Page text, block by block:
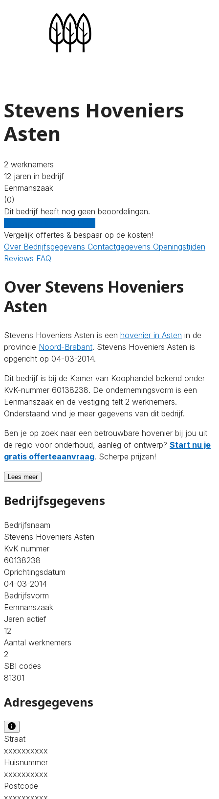
Stevens Hoveniers
Asten
2 werknemers
12 jaren in bedrijf
Eenmanszaak
(0)
Dit bedrijf heeft nog geen beoordelingen.
Vergelijk offertes & bespaar op de kosten!
Over Bedrijfsgegevens Contactgegevens Openingstijden
Reviews FAQ
Over Stevens Hoveniers
Asten
Stevens Hoveniers Asten is een hovenier in Asten in de
provincie Noord-Brabant. Stevens Hoveniers Asten is
opgericht op 04-03-2014.
Dit bedrijf is bij de Kamer van Koophandel bekend onder
KvK-nummer 60138238. De ondernemingsvorm is een
Eenmanszaak en de vestiging telt 2 werknemers.
Onderstaand vind je meer gegevens van dit bedrijf.
Ben je op zoek naar een betrouwbare hovenier bij jou uit
de regio voor onderhoud, aanleg of ontwerp? Start nu je
gratis offerteaanvraag. Scherpe prijzen!
Lees meer
Bedrijfsgegevens
Bedrijfsnaam
Stevens Hoveniers Asten
KvK nummer
60138238
Oprichtingsdatum
04-03-2014
Bedrijfsvorm
Eenmanszaak
Jaren actief
12
Aantal werknemers
2
SBI codes
81301
Adresgegevens
Straat
xxxxxxxxxx
Huisnummer
xxxxxxxxxx
Postcode